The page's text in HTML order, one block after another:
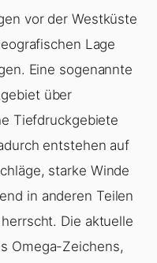
vor der Westküste
Lage
Eine sogenannte
über
Tiefdruckgebiete
entstehen auf
starke Winde
in anderen Teilen
Die aktuelle
Omega-Zeichens,